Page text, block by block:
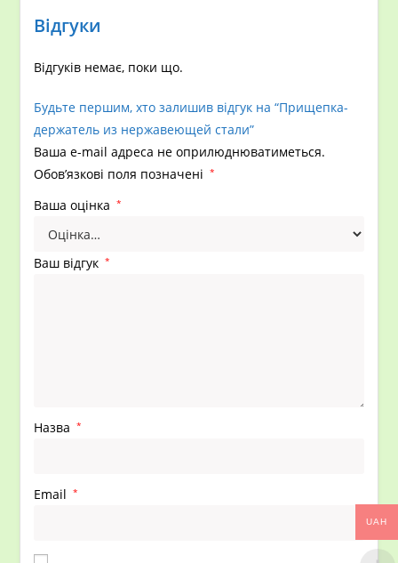
Відгуки
Відгуків немає, поки що.
Будьте першим, хто залишив відгук на “Прищепка-
держатель из нержавеющей стали”
Ваша e-mail адреса не оприлюднюватиметься.
Обов’язкові поля позначені
*
Ваша оцінка *
Ваш відгук *
Назва *
Email *
UAH